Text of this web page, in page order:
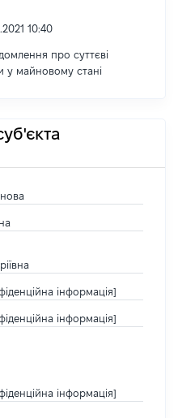
10:40
про суттєві
y майновому стані
інформація]
інформація]
інформація]